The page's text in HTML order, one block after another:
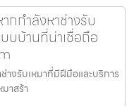
กกำลังหาช่างรับ
บบ้านที่น่าเชื่อถือ
างรับเหมาที่มีฝีมือและบริการ
าสร้า